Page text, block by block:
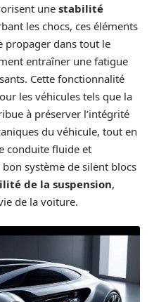
une stabilité
les chocs, ces éléments
propager dans tout le
entraîner une fatigue
Cette fonctionnalité
les véhicules tels que la
à préserver l’intégrité
du véhicule, tout en
conduite fluide et
système de silent blocs
de la suspension,
de la voiture.